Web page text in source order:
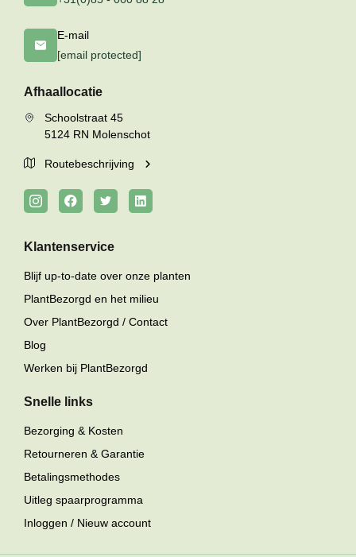
E-mail
[email protected]
Afhaallocatie
Schoolstraat 45
5124 RN Molenschot
Routebeschrijving
Klantenservice
Blijf up-to-date over onze planten
PlantBezorgd en het milieu
Over PlantBezorgd / Contact
Blog
Werken bij PlantBezorgd
Snelle links
Bezorging & Kosten
Retourneren & Garantie
Betalingsmethodes
Uitleg spaarprogramma
Inloggen / Nieuw account